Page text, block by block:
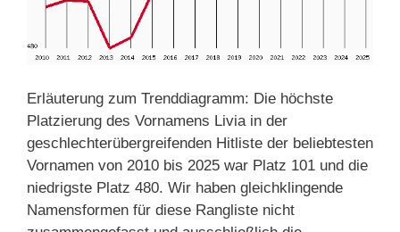
Erläuterung zum Trenddiagramm: Die höchste
Platzierung des Vornamens Livia in der
geschlechterübergreifenden Hitliste der beliebtesten
Vornamen von 2010 bis 2025 war Platz 101 und die
niedrigste Platz 480. Wir haben gleichklingende
Namensformen für diese Rangliste nicht